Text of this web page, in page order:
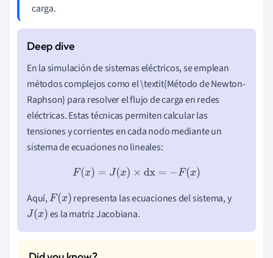
carga.
En la simulación de sistemas eléctricos, se emplean
métodos complejos como el \textit{Método de Newton-
Raphson} para resolver el flujo de carga en redes
eléctricas. Estas técnicas permiten calcular las
tensiones y corrientes en cada nodo mediante un
sistema de ecuaciones no lineales:
F( x)=J(x ×dx=− F(x )
Aquí,F(x)
representa las ecuaciones del sistema, y
J(x) es la matriz Jacobiana.